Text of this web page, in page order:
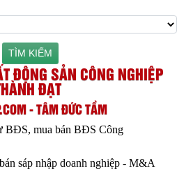
TÌM KIẾM
ĐỘNG SẢN CÔNG NGHIỆP
ĐẠT
- TÂM ĐỨC TẦM
BĐS, mua bán BĐS Công
sáp nhập doanh nghiệp - M&A